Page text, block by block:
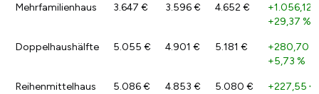
Mehrfamilienhaus 3.647 € 3.596 € 4.652 €
+1.056,12
+29,37 %
Doppelhaushälfte 5.055 € 4.901 € 5.181 € +280,70 €
+5,73 %
Reihenmittelhaus 5.086 € 4.853 € 5.080 € +227,55 €